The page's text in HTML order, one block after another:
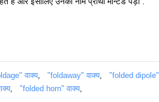
वाक्य, "foldaway" वाक्य, "folded dipole"
, "folded horn" वाक्य,